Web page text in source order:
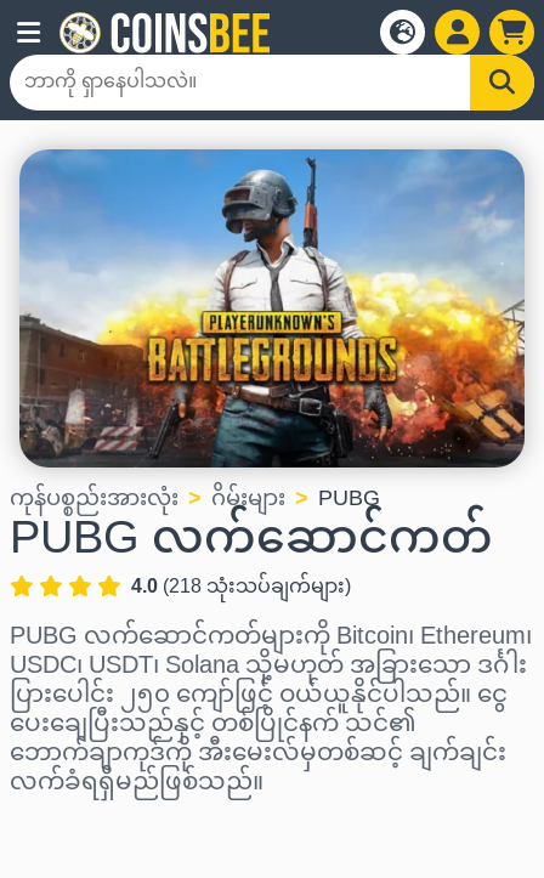
ကုန်ပစ္စည်းအားလုံး ဂိမ်းများ PUBG
PUBG လက်ဆောင်ကတ်
4.0(218သုံးသပ်ချက်များ)
PUBG လက်ဆောင်ကတ်များကို Bitcoin၊ Ethereum၊
USDC၊ USDT၊ Solana သို့မဟုတ် အခြားသော ဒင်္ဂါး
ပြားပေါင်း ၂၅၀ ကျော်ဖြင့် ဝယ်ယူနိုင်ပါသည်။ ငွေ
ပေးချေပြီးသည်နှင့် တစ်ပြိုင်နက် သင်၏
ဘောက်ချာကုဒ်ကို အီးမေးလ်မှတစ်ဆင့် ချက်ချင်း
လက်ခံရရှိမည်ဖြစ်သည်။